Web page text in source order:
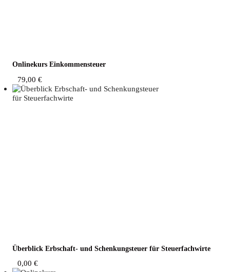
Online­kurs Einkommensteuer
79,00 €
Über­blick Erb­schaft- und Schen­kung­steu­er für Steuerfachwirte
0,00 €